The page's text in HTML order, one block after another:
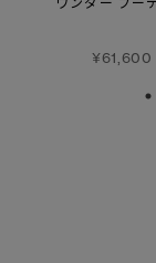
ワンダー フー
¥61,600